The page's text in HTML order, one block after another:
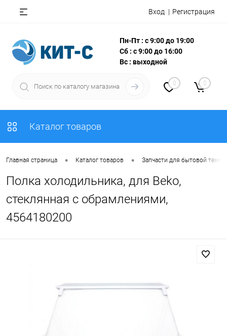
Вход Регистрация
Пн-Пт : с 9:00 до 19:00
Сб : с 9:00 до 16:00
Вс : выходной
0 0
Каталог товаров
Главная страница • Каталог товаров • Запчасти для бытовой
Полка холодильника, для Beko,
стеклянная с обрамлениями,
4564180200